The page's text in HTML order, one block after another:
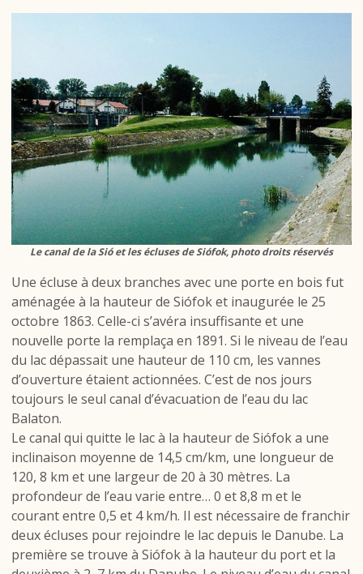
Le canal de la Sió et les écluses de Siófok, photo droits réservés
Une écluse à deux branches avec une porte en bois fut
aménagée à la hauteur de Siófok et inaugurée le 25
octobre 1863. Celle-ci s’avéra insuffisante et une
nouvelle porte la remplaça en 1891. Si le niveau de l’eau
du lac dépassait une hauteur de 110 cm, les vannes
d’ouverture étaient actionnées. C’est de nos jours
toujours le seul canal d’évacuation de l’eau du lac
Balaton.
Le canal qui quitte le lac à la hauteur de Siófok a une
inclinaison moyenne de 14,5 cm/km, une longueur de
120, 8 km et une largeur de 20 à 30 mètres. La
profondeur de l’eau varie entre… 0 et 8,8 m et le
courant entre 0,5 et 4 km/h. Il est nécessaire de franchir
deux écluses pour rejoindre le lac depuis le Danube. La
première se trouve à Siófok à la hauteur du port et la